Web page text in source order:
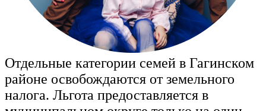
Отдельные категории семей в Гагинском
районе освобождаются от земельного
налога. Льгота предоставляется в